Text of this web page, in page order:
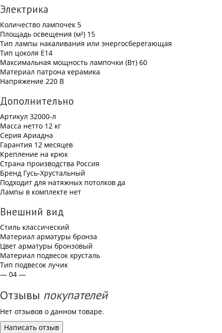
Электрика
Количество лампочек 5
Площадь освещения (м²) 15
Тип лампы накаливания или энергосберегающая
Тип цоколя Е14
Максимальная мощность лампочки (Вт) 60
Материал патрона керамика
Напряжение 220 В
Дополнительно
Артикул 32000-л
Масса нетто 12 кг
Серия Ариадна
Гарантия 12 месяцев
Крепление на крюк
Страна производства Россия
Бренд Гусь-Хрустальный
Подходит для натяжных потолков да
Лампы в комплекте нет
Внешний вид
Стиль классический
Материал арматуры бронза
Цвет арматуры бронзовый
Материал подвесок хрусталь
Тип подвесок лучик
— 04 —
Отзывы покупателей
Нет отзывов о данном товаре.
Написать отзыв